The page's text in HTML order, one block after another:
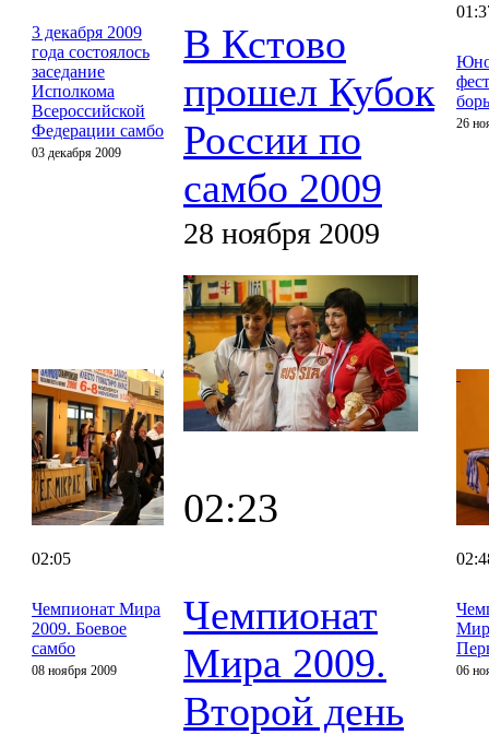
3 декабря 2009
года состоялось
заседание
Исполкома
Всероссийской
Федерации самбо
03 декабря 2009
В Кстово
прошел Кубок
России по
самбо 2009
28 ноября 2009
26
02:05
Чемпионат Мира
2009. Боевое
самбо
08 ноября 2009
02:23
Чемпионат
Мира 2009.
Второй день
06